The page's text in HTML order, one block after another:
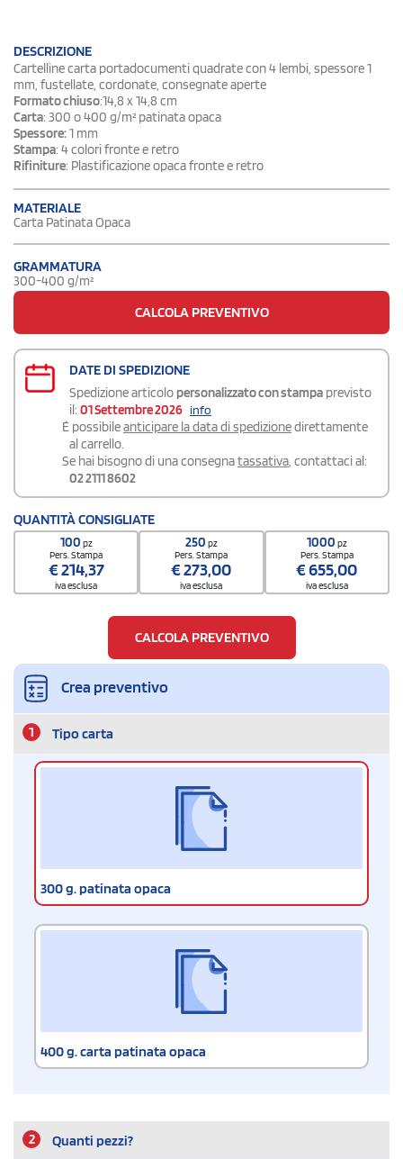
DESCRIZIONE
Cartelline carta portadocumenti quadrate con 4 lembi, spessore 1
mm, fustellate, cordonate, consegnate aperte
Formato chiuso:14,8 x 14,8 cm
Carta: 300 o 400 g/m² patinata opaca
Spessore:1 mm
Stampa: 4 colori fronte e retro
Rifiniture: Plastificazione opaca fronte e retro
MATERIALE
Carta Patinata Opaca
GRAMMATURA
300-400 g/m²
CALCOLA PREVENTIVO
DATE DI SPEDIZIONE
Spedizione articolo personalizzato con stampa previsto
il: 01 Settembre 2026 info
É possibileanticipare la data di spedizionedirettamente
al carrello.
Se hai bisogno di una consegnatassativa, contattaci al:
02 2111 8602
QUANTITÀ CONSIGLIATE
100 pz
Pers. Stampa
€214,37
iva esclusa
250 pz
Pers. Stampa
€273,00
iva esclusa
1000 pz
Pers. Stampa
€655,00
iva esclusa
CALCOLA PREVENTIVO
Crea preventivo
1 Tipo carta
300 g. patinata opaca
400 g. carta patinata opaca
2 Quanti pezzi?